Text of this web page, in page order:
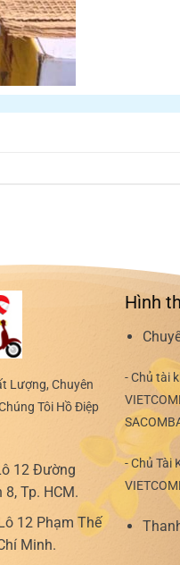
Lượng, Chuyên
Tôi Hồ Điệp
12 Đường
Tp. HCM.
12 Phạm Thế
Minh.
Hình
- Chủ tài
- Chủ Tài